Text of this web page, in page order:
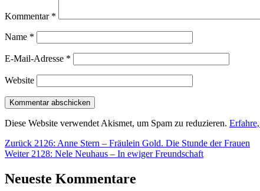
Kommentar *
Name *
E-Mail-Adresse *
Website
Diese Website verwendet Akismet, um Spam zu reduzieren.
Beitragsnavigation
Zurück Vorheriger
Beitrag:
2126: Anne Stern – Fräulein Gold. Die Stunde der Frauen
Weiter Nächster
2128: Nele Neuhaus – In ewiger Freundschaft
Neueste Kommentare